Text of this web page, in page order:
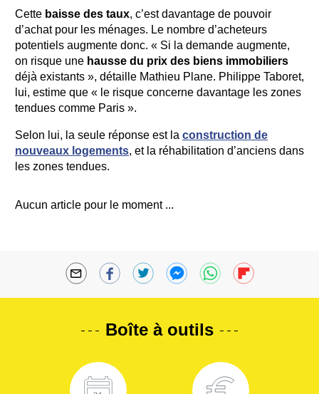
Cette baisse des taux, c’est davantage de pouvoir
d’achat pour les ménages. Le nombre d’acheteurs
potentiels augmente donc. « Si la demande augmente,
on risque une hausse du prix des biens immobiliers
déjà existants », détaille Mathieu Plane. Philippe Taboret,
lui, estime que « le risque concerne davantage les zones
tendues comme Paris ».
Selon lui, la seule réponse est la construction de
nouveaux logements, et la réhabilitation d’anciens dans
les zones tendues.
Aucun article pour le moment ...
Boîte à outils